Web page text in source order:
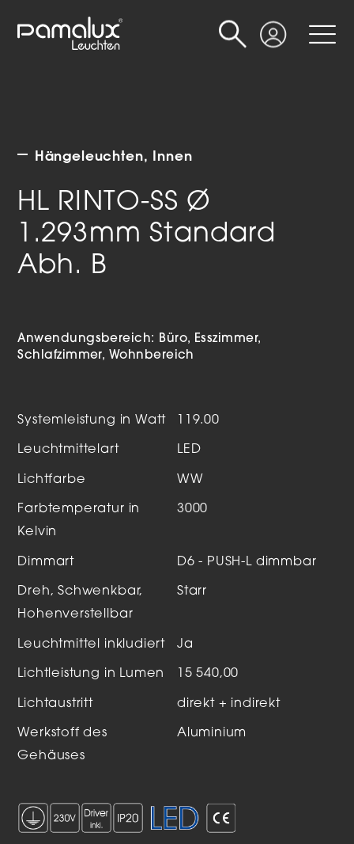
Login
Suche
Hängeleuchten Innen
HL RINTO-SS Ø
1.293mm Standard
Abh. B
Anwendungsbereich: Büro
Esszimmer
Schlafzimmer
Wohnbereich
Systemleistung in Watt 119.00
Leuchtmittelart LED
Lichtfarbe WW
Farbtemperatur in
Kelvin
3000
Dimmart D6 - PUSH-L dimmbar
Dreh, Schwenkbar,
Hohenverstellbar
Starr
Leuchtmittel inkludiert Ja
Lichtleistung in Lumen 15 540,00
Lichtaustritt direkt + indirekt
Werkstoff des
Gehäuses
Aluminium